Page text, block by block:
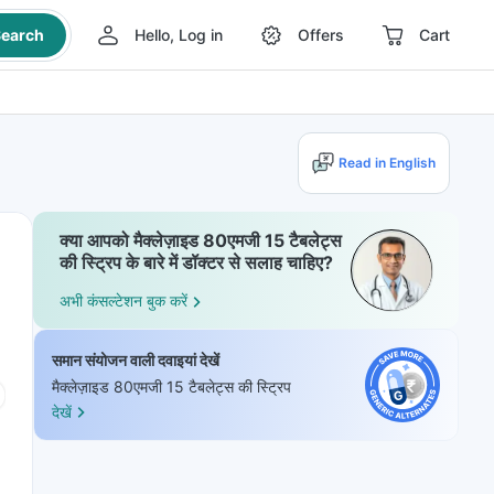
Hello, Log in Offers Cart
Read in English
क्या आपको मैक्लेज़ाइड 80एमजी 15 टैबलेट्स
की स्ट्रिप के बारे में डॉक्टर से सलाह चाहिए?
अभी कंसल्टेशन बुक करें
समान संयोजन वाली दवाइयां देखें
मैक्लेज़ाइड 80एमजी 15 टैबलेट्स की स्ट्रिप
देखें